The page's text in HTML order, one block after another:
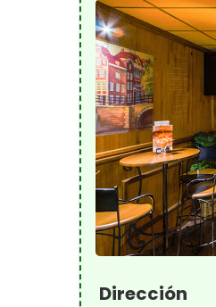
Dirección